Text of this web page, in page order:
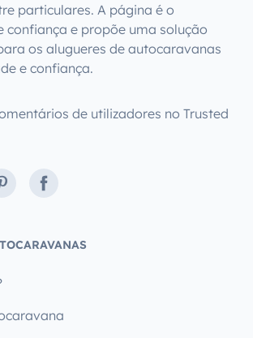
particulares. A página é o
confiança e propõe uma solução
os alugueres de autocaravanas
e confiança.
de utilizadores no Trusted
Facebook